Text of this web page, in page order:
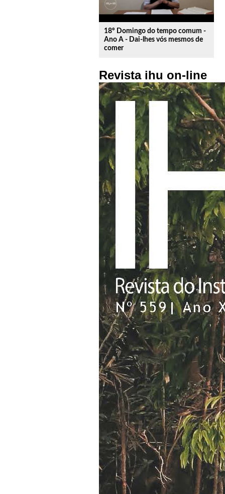
18º Domingo do tempo comum -
Ano A - Dai-lhes vós mesmos de
comer
Revista ihu on-line